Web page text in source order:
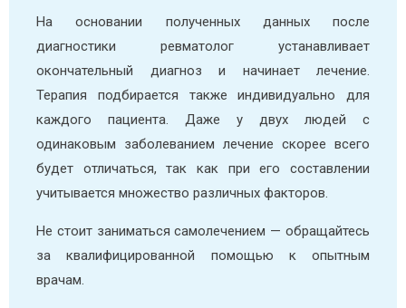
На основании полученных данных после
диагностики ревматолог устанавливает
окончательный диагноз и начинает лечение.
Терапия подбирается также индивидуально для
каждого пациента. Даже у двух людей с
одинаковым заболеванием лечение скорее всего
будет отличаться, так как при его составлении
учитывается множество различных факторов.
Не стоит заниматься самолечением — обращайтесь
за квалифицированной помощью к опытным
врачам.